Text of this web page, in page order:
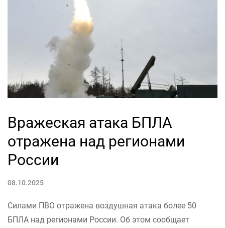
Вражеская атака БПЛА
отражена над регионами
России
08.10.2025
Силами ПВО отражена воздушная атака более 50
БПЛА над регионами России. Об этом сообщает